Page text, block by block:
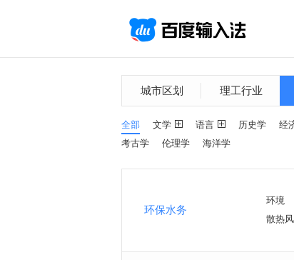
城市区划 理工行业
全部 文学 语言 历史学 经
考古学
伦理学
海洋学
环保水务
环境
散热